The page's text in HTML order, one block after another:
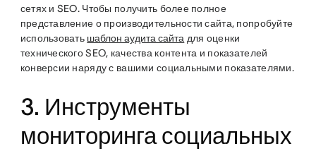
сетях и SEO. Чтобы получить более полное
представление о производительности сайта, попробуйте
использовать шаблон аудита сайта для оценки
технического SEO, качества контента и показателей
конверсии наряду с вашими социальными показателями.
3. Инструменты
мониторинга социальных